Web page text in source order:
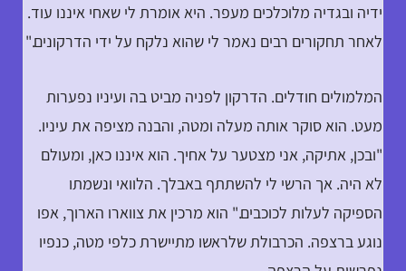
ידיה ובגדיה מלוכלכים מעפר. היא אומרת לי שאחי איננו עוד.
לאחר תחקורים רבים נאמר לי שהוא נלקח על ידי הדרקונים."
המלמולים חודלים. הדרקון לפניה מביט בה ועיניו נפערות
מעט. הוא סוקר אותה מעלה ומטה, והבנה מציפה את עיניו.
"ובכן, אתיקה, אני מצטער על אחיך. הוא איננו כאן, ומעולם
לא היה. אך הרשי לי להשתתף באבלך. הלוואי ונשמתו
הספיקה לעלות לכוכבים." הוא מרכין את צווארו הארוך, אפו
נוגע ברצפה. הכרבולת שלראשו מתיישרת כלפי מטה, כנפיו